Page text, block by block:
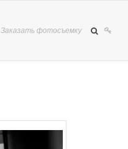
Заказать фотосъемку